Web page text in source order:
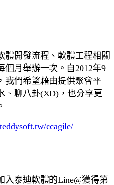
體開發流程、軟體工程相關
個月舉辦一次。自2012年9
我們希望藉由提供聚會平
、聊八卦(XD)，也分享更
ccagile/
入泰迪軟體的Line@獲得第